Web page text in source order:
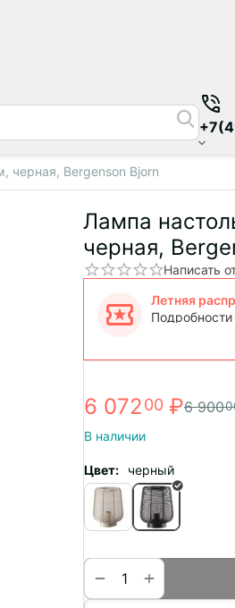
черная, Bergenson Bjorn
Лампа
черная,
Написать
Летняя
6 07200 ₽6 900
В наличии
Цвет: черный
+
−